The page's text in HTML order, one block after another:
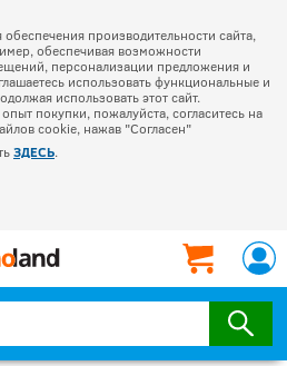
производительности сайта,
обеспечивая возможности
персонализации предложения и
использовать функциональные и
использовать этот сайт.
покупки, пожалуйста, согласитесь на
cookie, нажав "Согласен"
ЗДЕСЬ.